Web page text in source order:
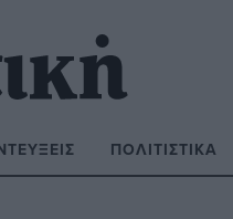
ΠΟΛΙΤΙΣΤΙΚΆ